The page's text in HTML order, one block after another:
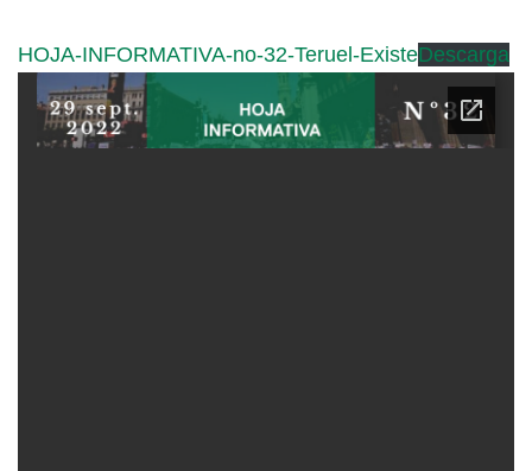
HOJA-INFORMATIVA-no-32-Teruel-ExisteDescarga